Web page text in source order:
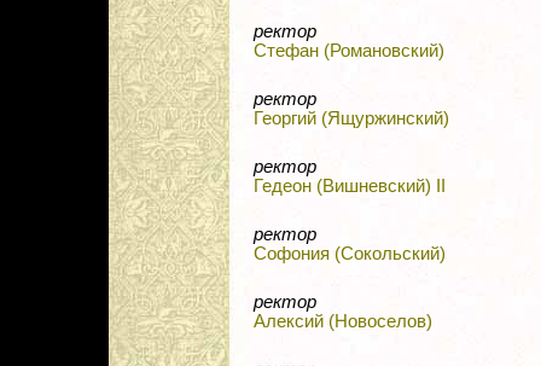
ректор
Стефан (Романовский)
ректор
Георгий (Ящуржинский)
ректор
Гедеон (Вишневский) II
ректор
Софония (Сокольский)
ректор
Алексий (Новоселов)